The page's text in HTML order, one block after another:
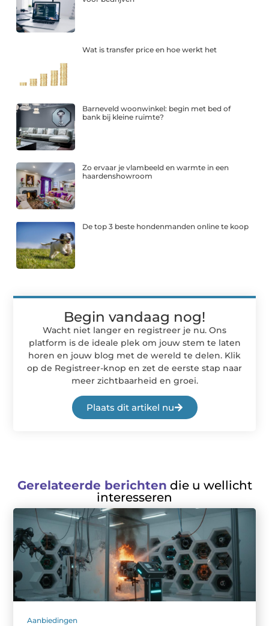
Wat is transfer price en hoe werkt het
Barneveld woonwinkel: begin met bed of
bank bij kleine ruimte?
Zo ervaar je vlambeeld en warmte in een
haardenshowroom
De top 3 beste hondenmanden online te koop
Begin vandaag nog!
Wacht niet langer en registreer je nu. Ons
platform is de ideale plek om jouw stem te laten
horen en jouw blog met de wereld te delen. Klik
op de Registreer-knop en zet de eerste stap naar
meer zichtbaarheid en groei.
Plaats dit artikel nu
Gerelateerde berichten die u wellicht
interesseren
Aanbiedingen